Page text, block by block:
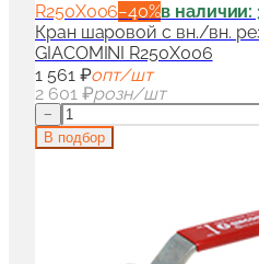
R250X006−40%в наличии:
Кран шаровой с вн./вн.
GIACOMINI R250X006
1 561 ₽опт/шт
2 601 ₽розн/шт
−
В подбор